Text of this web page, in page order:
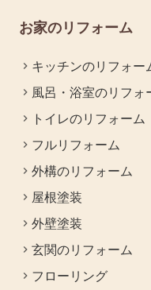
お家のリフォーム
キッチンのリフォー
風呂・浴室のリフォ
トイレのリフォーム
フルリフォーム
外構のリフォーム
屋根塗装
外壁塗装
玄関のリフォーム
フローリング